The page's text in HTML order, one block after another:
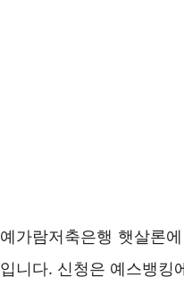
예가람저축은행 햇살론
입니다. 신청은 예스뱅킹